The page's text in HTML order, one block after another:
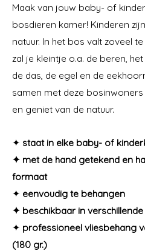
Maak van jouw baby- of
bosdieren kamer! Kinderen
natuur. In het bos valt zoveel
zal je kleintje o.a. de beren,
de das, de egel en de
samen met deze
en geniet van de natuur.
✦ staat in elke baby- of
✦ met de hand getekend en
formaat
✦ eenvoudig te behangen
✦ beschikbaar in
✦ professioneel vliesbehang
(180 gr.)